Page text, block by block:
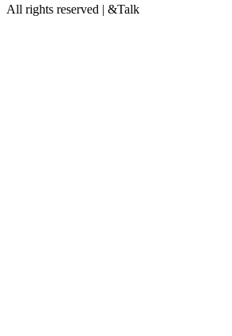
All rights reserved | &Talk